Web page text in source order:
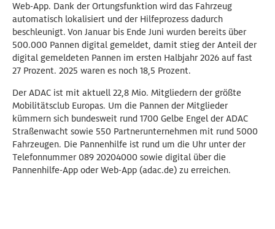
Web-App. Dank der Ortungsfunktion wird das Fahrzeug
automatisch lokalisiert und der Hilfeprozess dadurch
beschleunigt. Von Januar bis Ende Juni wurden bereits über
500.000 Pannen digital gemeldet, damit stieg der Anteil der
digital gemeldeten Pannen im ersten Halbjahr 2026 auf fast
27 Prozent. 2025 waren es noch 18,5 Prozent.
Der ADAC ist mit aktuell 22,8 Mio. Mitgliedern der größte
Mobilitätsclub Europas. Um die Pannen der Mitglieder
kümmern sich bundesweit rund 1700 Gelbe Engel der ADAC
Straßenwacht sowie 550 Partnerunternehmen mit rund 5000
Fahrzeugen. Die Pannenhilfe ist rund um die Uhr unter der
Telefonnummer 089 20204000 sowie digital über die
Pannenhilfe-App oder Web-App (adac.de) zu erreichen.